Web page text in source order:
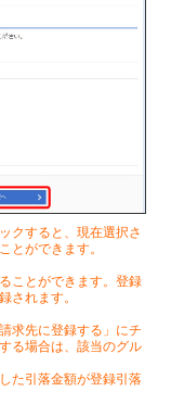
クすると、現在選択さ
とができます。
ことができます。登録
されます。
求先に登録する」にチ
る場合は、該当のグル
た引落金額が登録引落